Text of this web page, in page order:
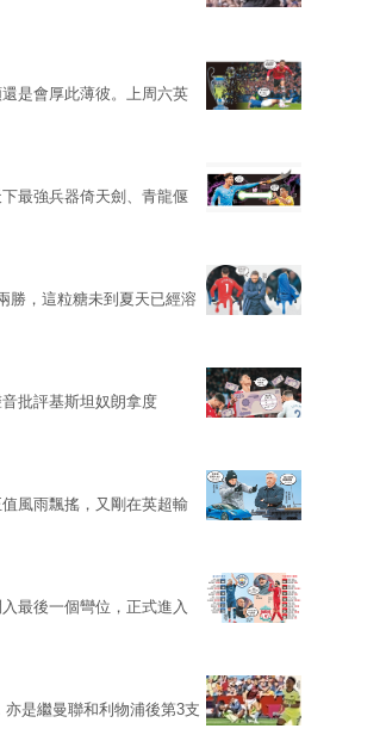
是會厚此薄彼。上周六英
最強兵器倚天劍、青龍偃
勝，這粒糖未到夏天已經溶
批評基斯坦奴朗拿度
風雨飄搖，又剛在英超輸
最後一個彎位，正式進入
是繼曼聯和利物浦後第3支